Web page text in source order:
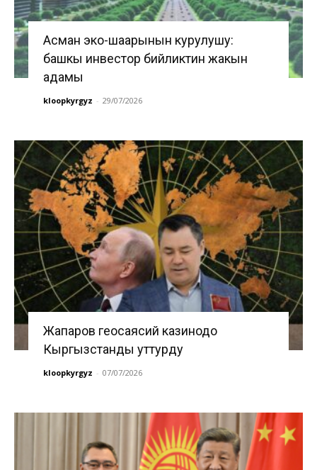
Асман эко-шаарынын курулушу:
башкы инвестор бийликтин жакын
адамы
kloopkyrgyz - 29/07/2026
Жапаров геосаясий казинодо
Кыргызстанды уттурду
kloopkyrgyz - 07/07/2026